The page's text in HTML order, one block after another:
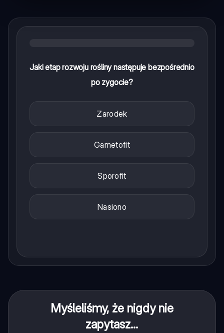
Jaki etap rozwoju rośliny następuje bezpośrednio
po zygocie?
Zarodek
Gametofit
Sporofit
Nasiono
Myśleliśmy, że nigdy nie
zapytasz...